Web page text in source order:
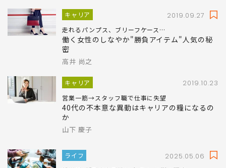
キャリア 2019.09.27
走れるパンプス、ブリーフケース…
働く女性のしなやか"勝負アイテム"人気の秘
密
高井 尚之
キャリア 2019.10.23
営業一筋→スタッフ職で仕事に失望
40代の不本意な異動はキャリアの糧になるの
か
山下 慶子
ライフ 2025.05.06